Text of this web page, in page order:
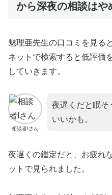
から深夜の相談はや
魅理亜先生の口コミを見る
ネットで検索すると低評価
していきます。
相談者Iさん
夜遅くだと眠そ
いいかも。
夜遅くの鑑定だと、お疲れ
ットで見られました。